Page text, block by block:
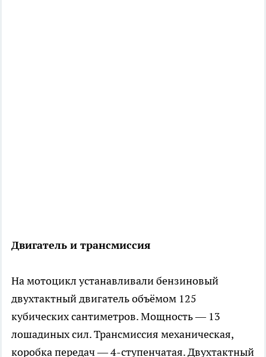
Двигатель и трансмиссия
На мотоцикл устанавливали бензиновый
двухтактный двигатель объёмом 125
кубических сантиметров. Мощность — 13
лошадиных сил. Трансмиссия механическая,
коробка передач — 4-ступенчатая. Двухтактный